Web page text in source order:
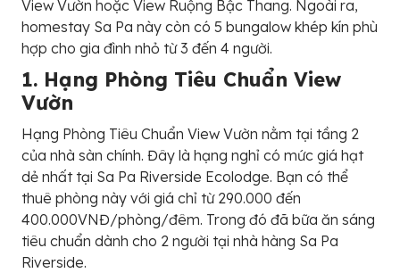
View Vườn hoặc View Ruộng Bậc Thang. Ngoài ra,
homestay Sa Pa này còn có 5 bungalow khép kín phù
hợp cho gia đình nhỏ từ 3 đến 4 người.
1. Hạng Phòng Tiêu Chuẩn View
Vườn
Hạng Phòng Tiêu Chuẩn View Vườn nằm tại tầng 2
của nhà sàn chính. Đây là hạng nghỉ có mức giá hạt
dẻ nhất tại Sa Pa Riverside Ecolodge. Bạn có thể
thuê phòng này với giá chỉ từ 290.000 đến
400.000VNĐ/phòng/đêm. Trong đó đã bữa ăn sáng
tiêu chuẩn dành cho 2 người tại nhà hàng Sa Pa
Riverside.